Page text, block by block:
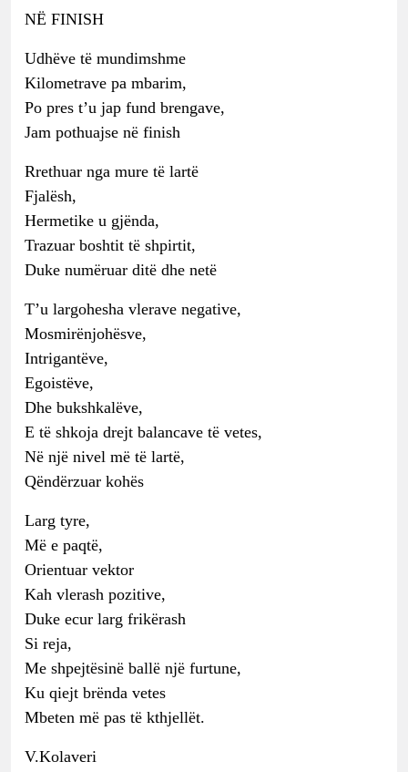
NË FINISH
Udhëve të mundimshme
Kilometrave pa mbarim,
Po pres t’u jap fund brengave,
Jam pothuajse në finish
Rrethuar nga mure të lartë
Fjalësh,
Hermetike u gjënda,
Trazuar boshtit të shpirtit,
Duke numëruar ditë dhe netë
T’u largohesha vlerave negative,
Mosmirënjohësve,
Intrigantëve,
Egoistëve,
Dhe bukshkalëve,
E të shkoja drejt balancave të vetes,
Në një nivel më të lartë,
Qëndërzuar kohës
Larg tyre,
Më e paqtë,
Orientuar vektor
Kah vlerash pozitive,
Duke ecur larg frikërash
Si reja,
Me shpejtësinë ballë një furtune,
Ku qiejt brënda vetes
Mbeten më pas të kthjellët.
V.Kolaveri